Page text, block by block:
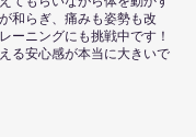
和らぎ、痛みも姿勢も改
ーニングにも挑戦中です！
る安心感が本当に大きいで